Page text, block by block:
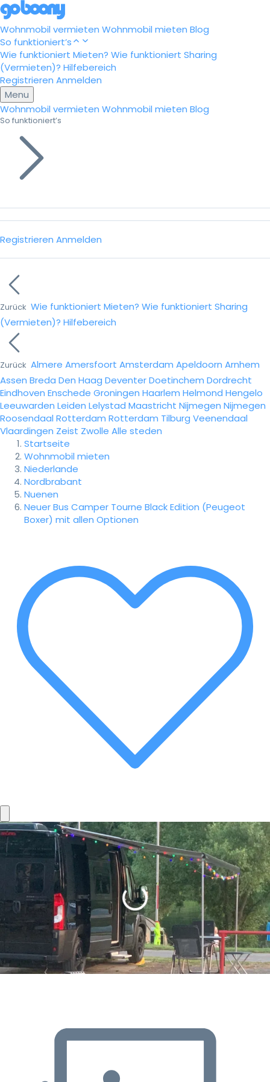
Wohnmobil vermieten Wohnmobil mieten Blog
So funktioniert’s
Wie funktioniert Mieten? Wie funktioniert Sharing
(Vermieten)? Hilfebereich
Registrieren Anmelden
Menu
Wohnmobil vermieten Wohnmobil mieten Blog
So funktioniert’s
Registrieren Anmelden
Zurück Wie funktioniert Mieten? Wie funktioniert Sharing
(Vermieten)? Hilfebereich
Zurück Almere Amersfoort Amsterdam Apeldoorn Arnhem
Assen Breda Den Haag DeventerDoetinchem Dordrecht
Eindhoven Enschede Groningen Haarlem Helmond Hengelo
Leeuwarden Leiden Lelystad Maastricht Nijmegen Nijmegen
Roosendaal Rotterdam Rotterdam Tilburg Veenendaal
Vlaardingen Zeist Zwolle Alle steden
Startseite
Wohnmobil mieten
Niederlande
Nordbrabant
Nuenen
Neuer Bus Camper Tourne Black Edition (Peugeot
Boxer) mit allen Optionen